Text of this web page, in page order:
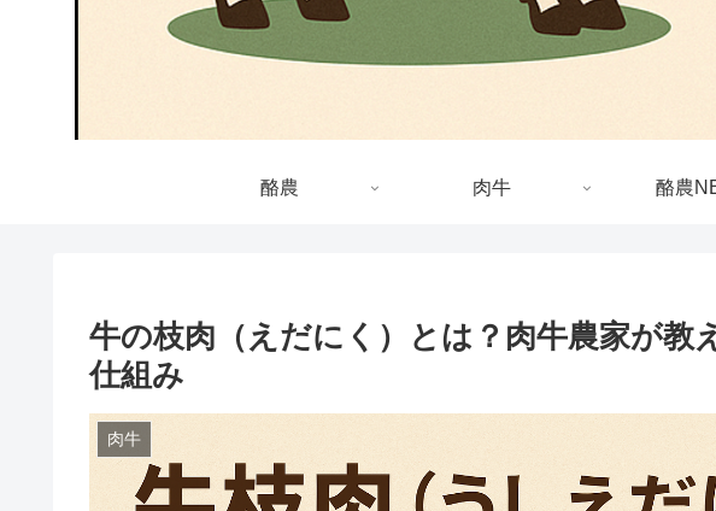
酪農 肉牛 酪農
牛の枝肉（えだにく）とは？肉牛農家が教
仕組み
肉牛